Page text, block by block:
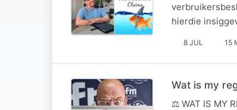
hierdie
8 JUL 15
Wat is my
⚖️ WAT IS MY